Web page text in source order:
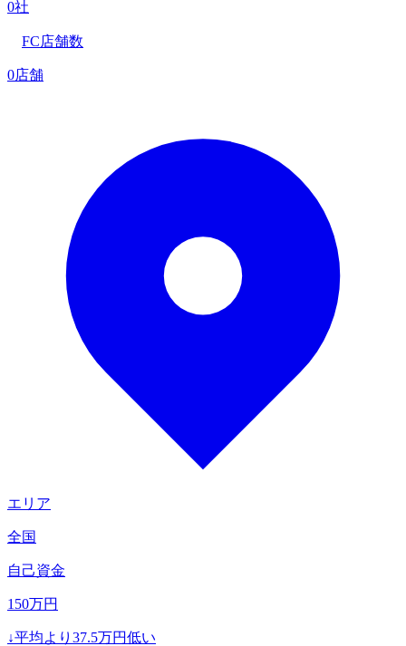
0社
FC店舗数
0店舗
エリア
全国
自己資金
150万円
↓平均より 37.5万円低い